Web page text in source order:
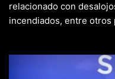
relacionado con
incendiados, entre otros